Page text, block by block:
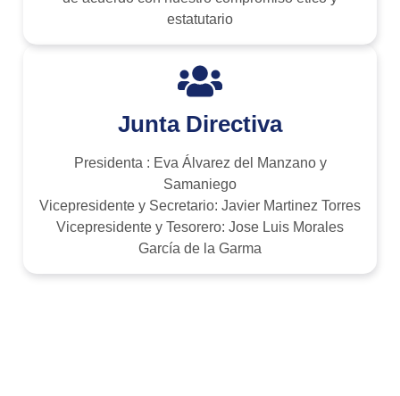
estatutario
Junta Directiva
Presidenta : Eva Álvarez del Manzano y
Samaniego
Vicepresidente y Secretario: Javier Martinez Torres
Vicepresidente y Tesorero: Jose Luis Morales
García de la Garma